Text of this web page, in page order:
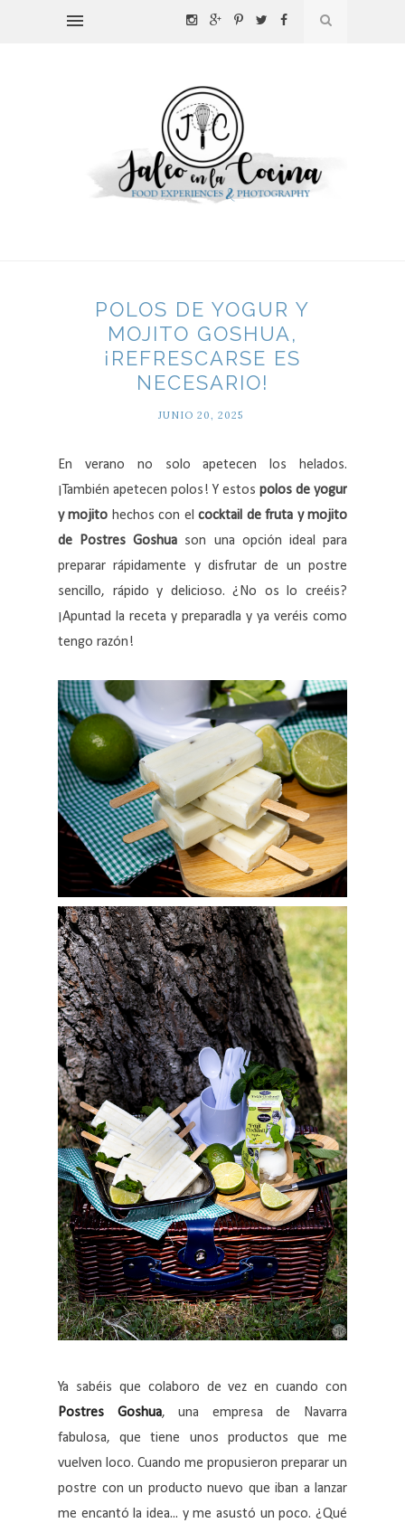
POLOS DE YOGUR Y
MOJITO GOSHUA,
¡REFRESCARSE ES
NECESARIO!
JUNIO 20, 2025
En verano no solo apetecen los helados.
¡También apetecen polos! Y estos polos de yogur
y mojito hechos con elcocktail de fruta y mojito
de Postres Goshua son una opción ideal para
preparar rápidamente y disfrutar de un postre
sencillo, rápido y delicioso. ¿No os lo creéis?
¡Apuntad la receta y preparadla y ya veréis como
tengo razón!
Ya sabéis que colaboro de vez en cuando con
Postres Goshua, una empresa de Navarra
fabulosa, que tiene unos productos que me
vuelven loco. Cuando me propusieron preparar un
postre con un producto nuevo que iban a lanzar
me encantó la idea... y me asustó un poco. ¿Qué